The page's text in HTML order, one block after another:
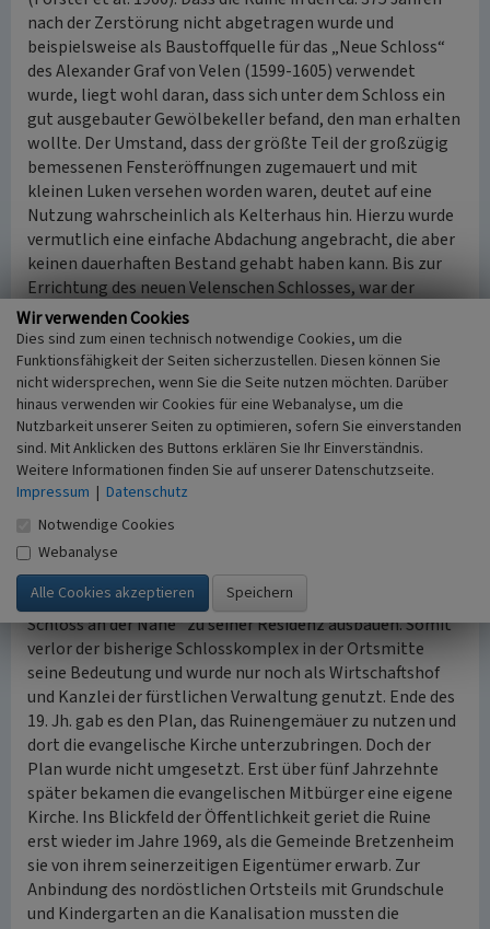
nach der Zerstörung nicht abgetragen wurde und
beispielsweise als Baustoffquelle für das „Neue Schloss“
des Alexander Graf von Velen (1599-1605) verwendet
wurde, liegt wohl daran, dass sich unter dem Schloss ein
gut ausgebauter Gewölbekeller befand, den man erhalten
wollte. Der Umstand, dass der größte Teil der großzügig
bemessenen Fensteröffnungen zugemauert und mit
kleinen Luken versehen worden waren, deutet auf eine
Nutzung wahrscheinlich als Kelterhaus hin. Hierzu wurde
vermutlich eine einfache Abdachung angebracht, die aber
keinen dauerhaften Bestand gehabt haben kann. Bis zur
Errichtung des neuen Velenschen Schlosses, war der
Keller unter der Ruine der einzige innerhalb des
Schlossareals, der zur Lagerung von Wein und
Lebensmitteln geeignet war. Die Kellernutzung und das
Kelterhaus werden in einem Bericht vom kurfürstlichen
Bauinspektor Faxlunger an die Bretzenheimische
Verwaltung von Reichsgraf Carl August (1769-1823,
regierte ab 1789) in Mannheim im Oktober 1775 bestätigt.
Im Jahr 1789 wurde Carl August von Bretzenheim in den
Stand eines Reichsfürsten erhoben. Er erwarb spätestens
ab 1790 das Stockumsche Anwesen (heute Hofgut
Puricelli/von Plettenberg) und die Liegenschaften des
ehemaligen Disibodenberger Klostergutes in
Bretzenheim. Diese begann er als „Neues hochfürstliches
Schloss an der Nahe“ zu seiner Residenz ausbauen. Somit
verlor der bisherige Schlosskomplex in der Ortsmitte
seine Bedeutung und wurde nur noch als Wirtschaftshof
und Kanzlei der fürstlichen Verwaltung genutzt. Ende des
19. Jh. gab es den Plan, das Ruinengemäuer zu nutzen und
dort die evangelische Kirche unterzubringen. Doch der
Plan wurde nicht umgesetzt. Erst über fünf Jahrzehnte
später bekamen die evangelischen Mitbürger eine eigene
Kirche. Ins Blickfeld der Öffentlichkeit geriet die Ruine
erst wieder im Jahre 1969, als die Gemeinde Bretzenheim
sie von ihrem seinerzeitigen Eigentümer erwarb. Zur
Anbindung des nordöstlichen Ortsteils mit Grundschule
und Kindergarten an die Kanalisation mussten die
Wir verwenden Cookies
Dies sind zum einen technisch notwendige Cookies, um die
Funktionsfähigkeit der Seiten sicherzustellen. Diesen können Sie
nicht widersprechen, wenn Sie die Seite nutzen möchten. Darüber
hinaus verwenden wir Cookies für eine Webanalyse, um die
Nutzbarkeit unserer Seiten zu optimieren, sofern Sie einverstanden
sind. Mit Anklicken des Buttons erklären Sie Ihr Einverständnis.
Weitere Informationen finden Sie auf unserer Datenschutzseite.
Impressum | Datenschutz
Notwendige Cookies
Webanalyse